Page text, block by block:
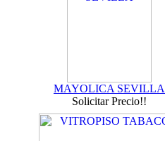
MAYOLICA SEVILLA
Solicitar Precio!!